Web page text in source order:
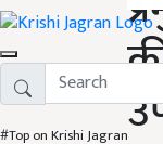
#Top on Krishi Jagran